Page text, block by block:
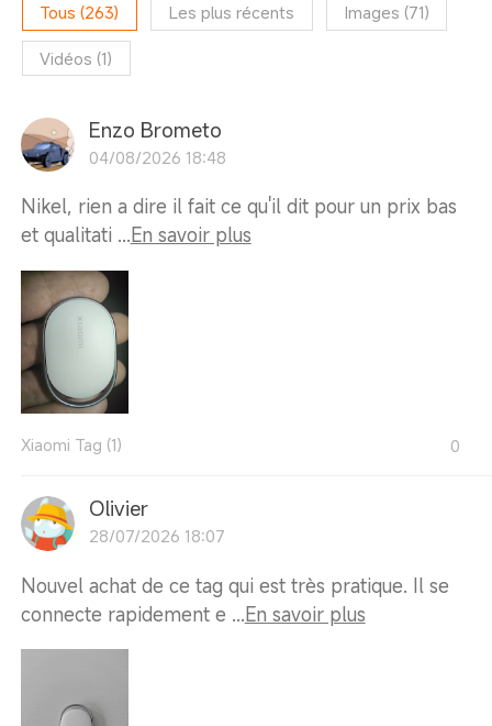
Tous (263) Les plus récents Images (71)
Vidéos (1)
Enzo Brometo
04/08/2026 18:48
Nikel, rien a dire il fait ce qu'il dit pour un prix bas
et qualitati ...En savoir plus
Xiaomi Tag (1) 0
Olivier
28/07/2026 18:07
Nouvel achat de ce tag qui est très pratique. Il se
connecte rapidement e ...En savoir plus